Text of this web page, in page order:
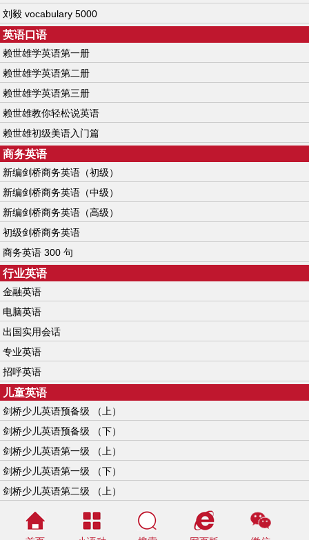
刘毅 vocabulary 5000
英语口语
赖世雄学英语第一册
赖世雄学英语第二册
赖世雄学英语第三册
赖世雄教你轻松说英语
赖世雄初级美语入门篇
商务英语
新编剑桥商务英语（初级）
新编剑桥商务英语（中级）
新编剑桥商务英语（高级）
初级剑桥商务英语
商务英语 300 句
行业英语
金融英语
电脑英语
出国实用会话
专业英语
招呼英语
儿童英语
剑桥少儿英语预备级 （上）
剑桥少儿英语预备级 （下）
剑桥少儿英语第一级 （上）
剑桥少儿英语第一级 （下）
剑桥少儿英语第二级 （上）